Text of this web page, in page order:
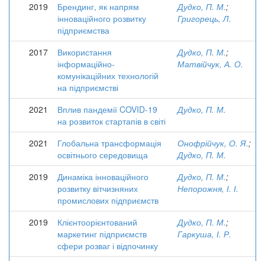
2019
Брендинг, як напрям
інноваційного розвитку
підприємства
Дудко, П. М.;
Григорець, Л.
2017
Використання
інформаційно-
комунікаційних технологій
на підприємстві
Дудко, П. М.;
Матвійчук, А. О.
2021
Вплив пандемії COVID-19
на розвиток стартапів в світі
Дудко, П. М.
2021
Глобальна трансформація
освітнього середовища
Онофрійчук, О. Я.;
Дудко, П. М.
2019
Динаміка інноваційного
розвитку вітчизняних
промислових підприємств
Дудко, П. М.;
Непорожня, І. І.
2019
Клієнтоорієнтований
маркетинг підприємств
сфери розваг і відпочинку
Дудко, П. М.;
Гаркуша, І. Р.